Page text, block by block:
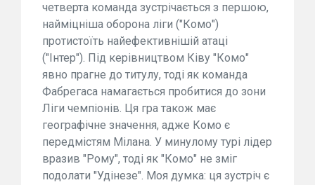
четверта команда зустрічається з першою,
найміцніша оборона ліги ("Комо")
протистоїть найефективнішій атаці
("Інтер"). Під керівництвом Ківу "Комо"
явно прагне до титулу, тоді як команда
Фабрегаса намагається пробитися до зони
Ліги чемпіонів. Ця гра також має
географічне значення, адже Комо є
передмістям Мілана. У минулому турі лідер
вразив "Рому", тоді як "Комо" не зміг
подолати "Удінезе". Моя думка: ця зустріч є